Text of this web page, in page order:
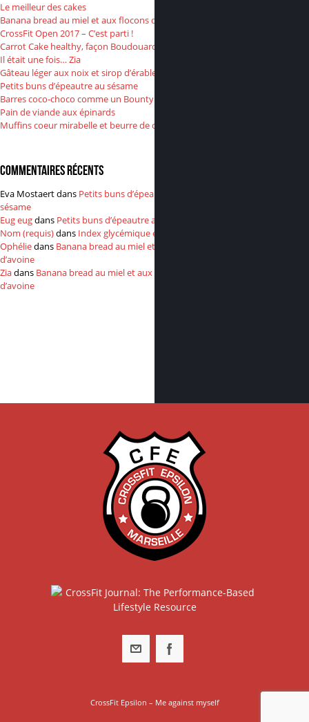
Le meilleur des cakes
Banana bread au miel et aux flocons d’avoine
CrossFit Open 2017 – C’est parti !
Carrot Cake healthy, façon Boudouard
Il était une fois… Zia
Gâteau léger aux noix et sirop d’érable
Petits buns d’épeautre au sésame
Barres coco-choco comme un Bounty
Pain de viande aux épinards
Muffins coeur mirabelle et beurre de cacahuète
Commentaires récents
Eva Mostaertdans Petits buns d’épeautre au
sésame
Eug eugdans Petits buns d’épeautre au sésame
Nom (requis)dans Index glycémique et insuline
Ophéliedans Banana bread au miel et aux flocons
d’avoine
Ziadans Banana bread au miel et aux flocons
d’avoine
CrossFit Epsilon – Me against myself